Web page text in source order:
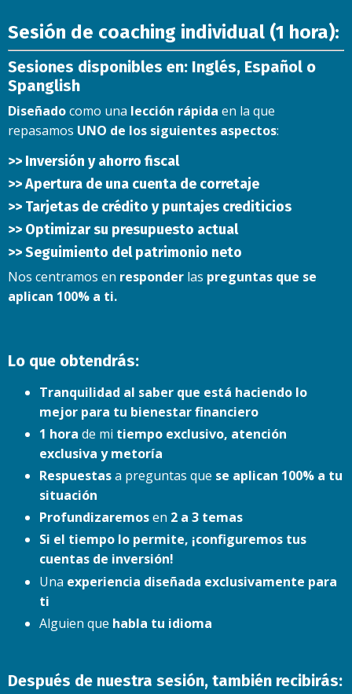
Sesión de coaching individual (1 hora):
Sesiones disponibles en: Inglés, Español o
Spanglish
Diseñadocomo una lección rápida en la que
repasamos UNO de los siguientes aspectos:
>> Inversión y ahorro fiscal
>> Apertura de una cuenta de corretaje
>> Tarjetas de crédito y puntajes crediticios
>> Optimizar su presupuesto actual
>> Seguimiento del patrimonio neto
Nos centramos en responder las preguntas que se
aplican 100% a ti.
Lo que obtendrás:
Tranquilidad al saber que está haciendo lo
mejor para tu bienestar financiero
1 hora de mi tiempo exclusivo, atención
exclusiva y metoría
Respuestasa preguntas que se aplican 100% a tu
situación
Profundizaremosen 2 a 3 temas
Si el tiempo lo permite, ¡configuremos tus
cuentas de inversión!
Una experiencia diseñada exclusivamente para
ti
Alguien que habla tu idioma
Después de nuestra sesión, también recibirás: